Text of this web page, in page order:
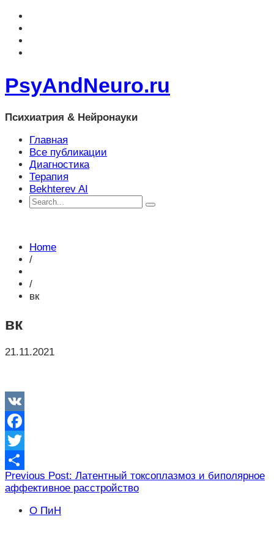
PsyAndNeuro.ru
Психиатрия & Нейронауки
Главная
Все публикации
Диагностика
Терапия
Bekhterev AI
Home
/
/
вк
вк
21.11.2021
VK
Facebook
Twitter
Отправить
Навигация
по
записям
Previous Post: Латентный токсоплазмоз и биполярное
аффективное расстройство
О ПиН